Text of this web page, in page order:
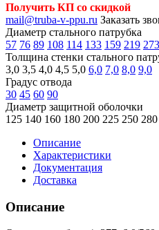
Получить КП со скидкой
mail@truba-v-ppu.ru Заказать
Диаметр стального патрубка
57 76 89 108 114 133 159 219 273
Толщина стенки стального
3,0 3,5 4,0 4,5 5,0 6,0 7,0 8,0 9,0
Градус отвода
30 45 60 90
Диаметр защитной оболочки
125 140 160 180 200 225 250 280
Описание
Характеристики
Документация
Доставка
Описание